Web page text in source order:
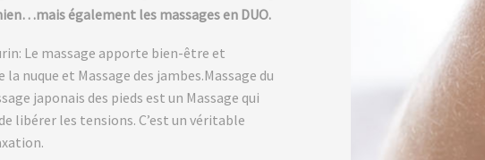
mais également les massages en DUO.
Le massage apporte bien-être et
nuque et Massage des jambes.Massage du
japonais des pieds est un Massage qui
libérer les tensions. C’est un véritable